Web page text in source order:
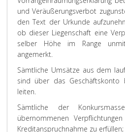
und Veräußerungsverbot
den Text der Urkunde
ob dieser Liegenschaft eine
selber Höhe im Range
angemerkt.
Sämtliche Umsätze aus dem
sind über das Geschäftskonto
leiten.
Sämtliche der
übernommenen
Kreditanspruchnahme zu